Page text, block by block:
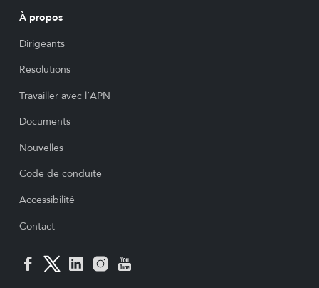
À propos
Dirigeants
Résolutions
Travailler avec l’APN
Documents
Nouvelles
Code de conduite
Accessibilité
Contact